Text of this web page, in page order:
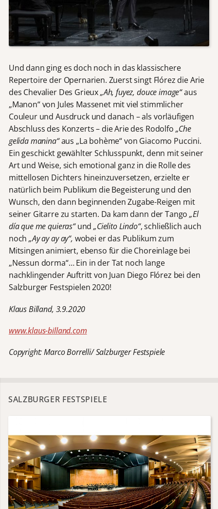
Und dann ging es doch noch in das klassischere
Repertoire der Opernarien. Zuerst singt Flórez die Arie
des Chevalier Des Grieux„Ah, fuyez, douce image“aus
„Manon“ von Jules Massenet mit viel stimmlicher
Couleur und Ausdruck und danach – als vorläufigen
Abschluss des Konzerts – die Arie des Rodolfo„Che
gelida manina“aus „La bohème“ von Giacomo Puccini.
Ein geschickt gewählter Schlusspunkt, denn mit seiner
Art und Weise, sich emotional ganz in die Rolle des
mittellosen Dichters hineinzuversetzen, erzielte er
natürlich beim Publikum die Begeisterung und den
Wunsch, den dann beginnenden Zugabe-Reigen mit
seiner Gitarre zu starten. Da kam dann der Tango„El
día que me quieras“und„Cielito Lindo“, schließlich auch
noch„Ay ay ay ay“, wobei er das Publikum zum
Mitsingen animiert, ebenso für die Choreinlage bei
„Nessun dorma“… Ein in der Tat noch lange
nachklingender Auftritt von Juan Diego Flórez bei den
Salzburger Festspielen 2020!
Klaus Billand, 3.9.2020
www.klaus-billand.com
Copyright: Marco Borrelli/ Salzburger Festspiele
SALZBURGER FESTSPIELE